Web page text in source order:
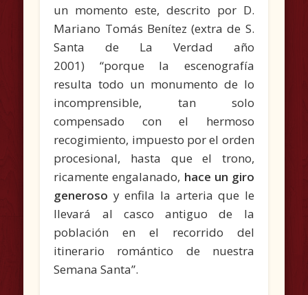
un momento este, descrito por D.
Mariano Tomás Benítez (extra de S.
Santa de La Verdad año
2001) “porque la escenografía
resulta todo un monumento de lo
incomprensible, tan solo
compensado con el hermoso
recogimiento, impuesto por el orden
procesional, hasta que el trono,
ricamente engalanado, hace un giro
generoso y enfila la arteria que le
llevará al casco antiguo de la
población en el recorrido del
itinerario romántico de nuestra
Semana Santa”.